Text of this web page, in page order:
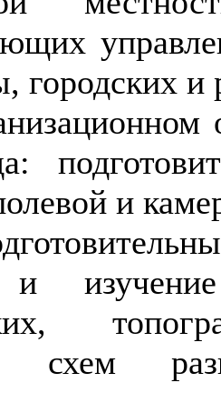
щих управл
городских и
подготови
олевой и
итель
и изучен
схем